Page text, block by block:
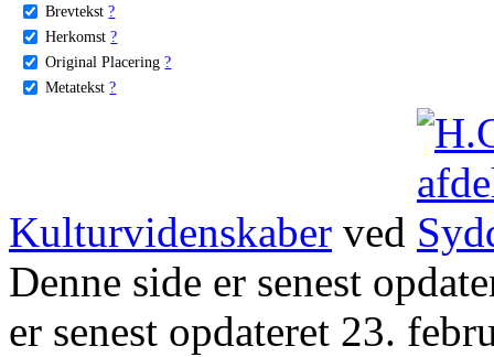
Brevtekst ?
Herkomst ?
Original Placering ?
Metatekst ?
Kulturvidenskaber ved
Denne side er senest
er senest opdateret 23.